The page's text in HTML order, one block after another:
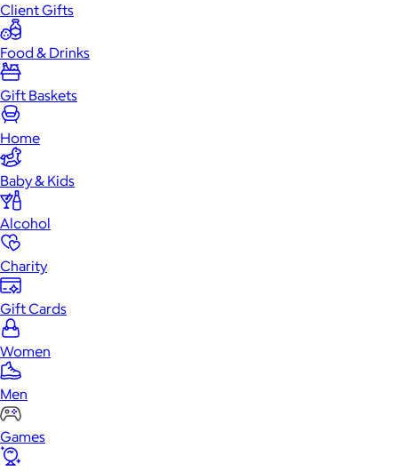
Client Gifts
Food & Drinks
Gift Baskets
Home
Baby & Kids
Alcohol
Charity
Gift Cards
Women
Men
Games